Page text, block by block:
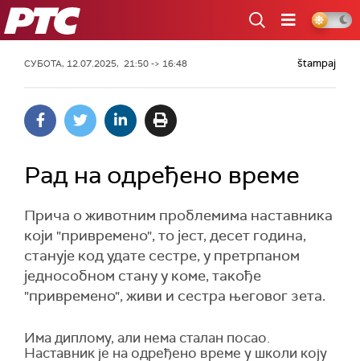
РТС
СУБОТА, 12.07.2025, 21:50 -> 16:48 štampaj
Рад на одређено време
Прича о животним проблемима наставника
који "привремено", то јест, десет година,
станује код удате сестре, у претрпаном
једнособном стану у коме, такође
"привремено", живи и сестра његовог зета.
Има диплому, али нема сталан посао.
Наставник је на одређено време у школи коју